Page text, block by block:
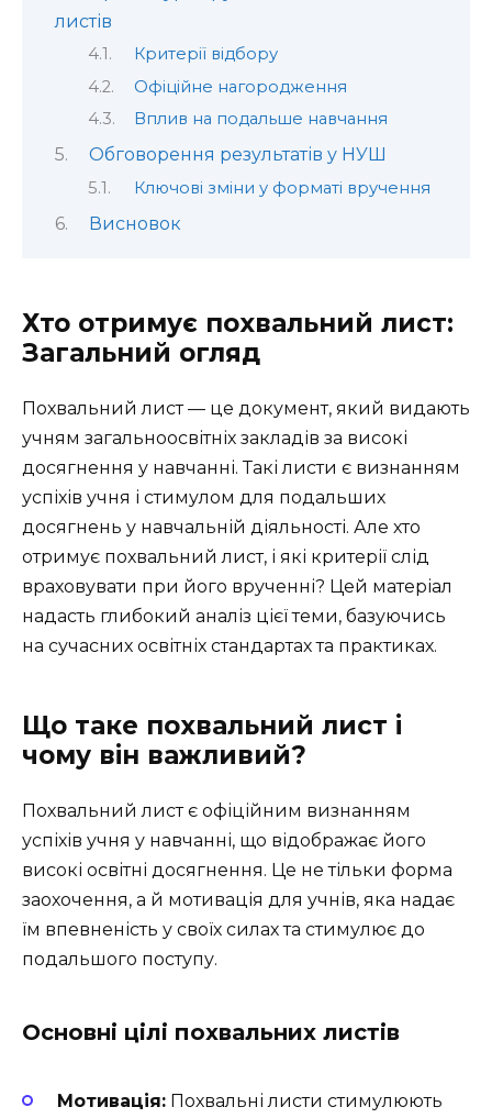
листів
Критерії відбору
Офіційне нагородження
Вплив на подальше навчання
Обговорення результатів у НУШ
Ключові зміни у форматі вручення
Висновок
Хто отримує похвальний лист:
Загальний огляд
Похвальний лист — це документ, який видають
учням загальноосвітніх закладів за високі
досягнення у навчанні. Такі листи є визнанням
успіхів учня і стимулом для подальших
досягнень у навчальній діяльності. Але хто
отримує похвальний лист, і які критерії слід
враховувати при його врученні? Цей матеріал
надасть глибокий аналіз цієї теми, базуючись
на сучасних освітніх стандартах та практиках.
Що таке похвальний лист і
чому він важливий?
Похвальний лист є офіційним визнанням
успіхів учня у навчанні, що відображає його
високі освітні досягнення. Це не тільки форма
заохочення, а й мотивація для учнів, яка надає
їм впевненість у своїх силах та стимулює до
подальшого поступу.
Основні цілі похвальних листів
Мотивація: Похвальні листи стимулюють